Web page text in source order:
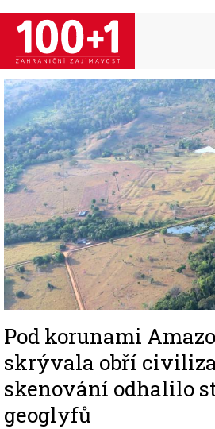
Přejít
hlavnímu
obsahu
Image
Pod korunami
skrývala obří
skenování odhalilo
geoglyfů